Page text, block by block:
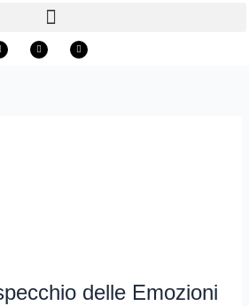
FacebookInstagram
delle Emozioni